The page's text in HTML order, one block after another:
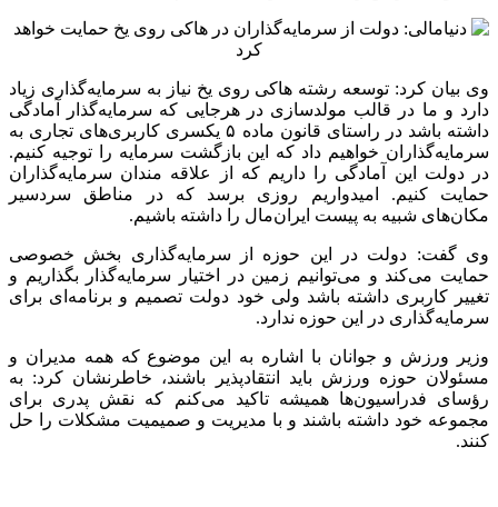
وی بیان کرد: توسعه رشته هاکی روی یخ نیاز به سرمایه‌گذاری زیاد
دارد و ما در قالب مولدسازی در هرجایی که سرمایه‌گذار آمادگی
داشته باشد در راستای قانون ماده ۵ یکسری کاربری‌های تجاری به
سرمایه‌گذاران خواهیم داد که این بازگشت سرمایه را توجیه کنیم.
در دولت این آمادگی را داریم که از علاقه مندان سرمایه‌گذاران
حمایت کنیم‌. امیدواریم روزی برسد که در مناطق سردسیر
مکان‌های شبیه به پیست ایران‌مال را داشته باشیم.
وی گفت: دولت در این حوزه از سرمایه‌گذاری بخش خصوصی
حمایت می‌کند و می‌توانیم زمین در اختیار سرمایه‌گذار بگذاریم و
تغییر کاربری داشته باشد ولی خود دولت تصمیم و برنامه‌ای برای
سرمایه‌گذاری در این حوزه ندارد.
وزیر ورزش و جوانان با اشاره به این موضوع که همه مدیران و
مسئولان حوزه ورزش باید انتقادپذیر باشند، خاطرنشان کرد: به
رؤسای فدراسیون‌ها همیشه تاکید می‌کنم که نقش پدری برای
مجموعه خود داشته باشند و با مدیریت و صمیمیت مشکلات را حل
کنند.